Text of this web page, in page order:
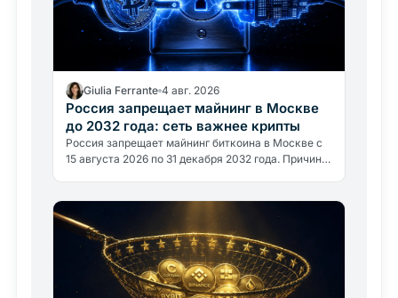
Giulia Ferrante 4 авг. 2026
Россия запрещает майнинг в Москве
до 2032 года: сеть важнее крипты
Россия запрещает майнинг биткоина в Москве с
15 августа 2026 по 31 декабря 2032 года. Причина